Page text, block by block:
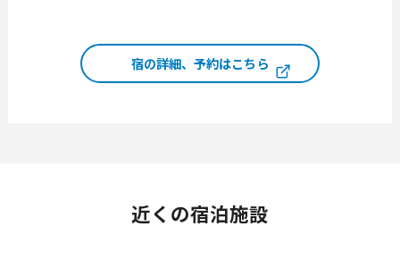
宿の詳細、予約はこちら
近くの宿泊施設